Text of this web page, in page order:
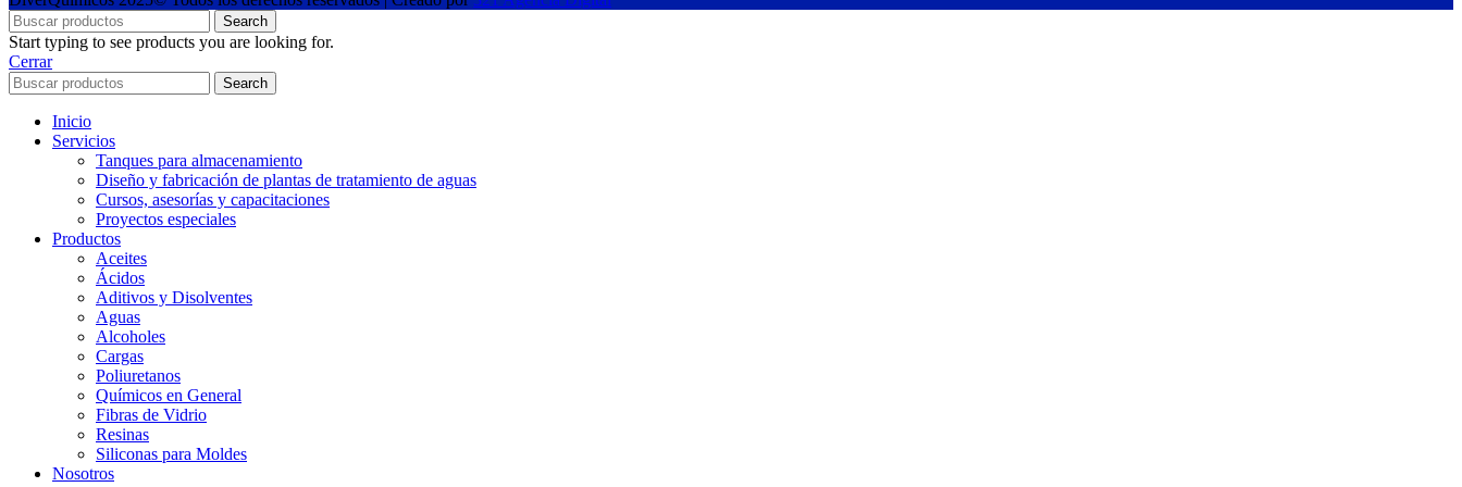
Search
Start typing to see products you are looking for.
Cerrar
Search
Inicio
Servicios
Tanques para almacenamiento
Diseño y fabricación de plantas de tratamiento de aguas
Cursos, asesorías y capacitaciones
Proyectos especiales
Productos
Aceites
Ácidos
Aditivos y Disolventes
Aguas
Alcoholes
Cargas
Poliuretanos
Químicos en General
Fibras de Vidrio
Resinas
Siliconas para Moldes
Nosotros